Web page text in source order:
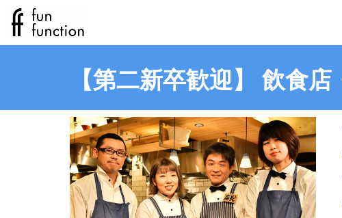
【第二新卒歓迎】 飲食